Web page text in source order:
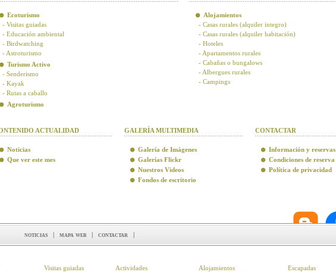
Ecoturismo
- Visitas guiadas
- Educación ambiental
- Birdwatching
- Astroturismo
Turismo Activo
- Senderismo
- Kayak
- Rutas a caballo
Agroturismo
Alojamientos
- Casas rurales (alquiler integro)
- Casas rurales (alquiler habitación)
- Hoteles
- Apartamentos rurales
- Cabañas o bungalows
- Albergues rurales
- Campings
ACTUALIDAD
Noticias
Que ver este mes
GALERÍA MULTIMEDIA
Galería de Imágenes
Galerías Flickr
Nuestros Videos
Fondos de escritorio
CONTACTAR
Información y reservas
Condiciones de reserva
Política de privacidad
noticias | mapa web | contactar |
Visitas guiadas Actividades Alojamientos Escapadas